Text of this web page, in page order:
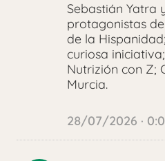
Sebastián Yatra
protagonistas
de la
curiosa
Nutrizión con Z;
Murcia.
28/07/2026 ·